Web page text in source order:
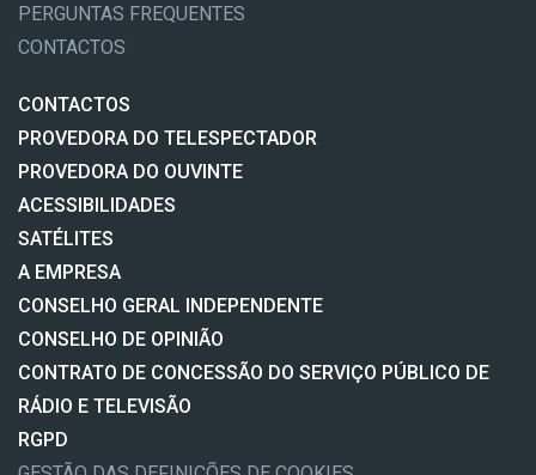
PERGUNTAS FREQUENTES
CONTACTOS
CONTACTOS
PROVEDORA DO TELESPECTADOR
PROVEDORA DO OUVINTE
ACESSIBILIDADES
SATÉLITES
A EMPRESA
CONSELHO GERAL INDEPENDENTE
CONSELHO DE OPINIÃO
CONTRATO DE CONCESSÃO DO SERVIÇO PÚBLICO DE
RÁDIO E TELEVISÃO
RGPD